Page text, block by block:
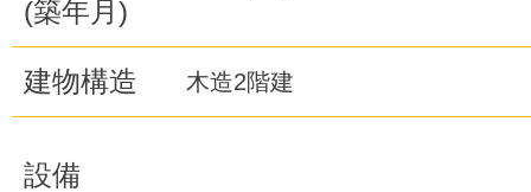
(築年月)
建物構造 木造2階建
設備